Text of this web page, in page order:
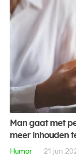
Man gaat met
meer inhouden
Humor
21 jun